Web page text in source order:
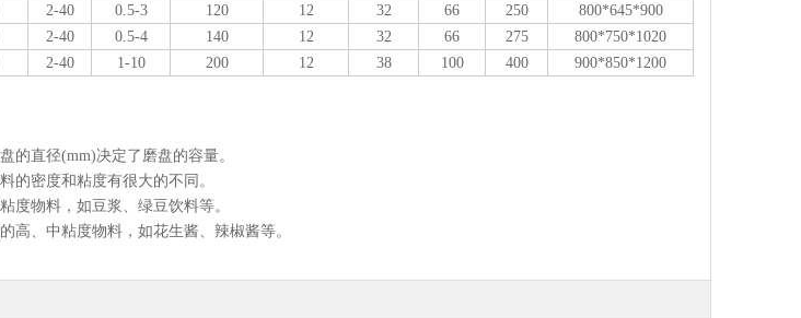
2-40 0.5-3 120 12 32 66 250
800*645*900
2-40 0.5-4 140 12 32 66 275
800*750*1020
2-40 1-10 200 12 38 100 400 900*850*1200
的直径(mm)决定了磨盘的容量。
的密度和粘度有很大的不同。
度物料，如豆浆、绿豆饮料等。
高、中粘度物料，如花生酱、辣椒酱等。